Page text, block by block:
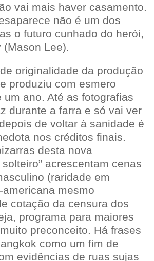
vai mais haver casamento.
não é um dos
o futuro cunhado do herói,
(Mason Lee).
originalidade da produção
produziu com esmero
um ano. Até as fotografias
durante a farra e só vai ver
de voltar à sanidade é
nos créditos finais.
desta nova
acrescentam cenas
(raridade em
mesmo
cotação da censura dos
programa para maiores
preconceito. Há frases
como um fim de
evidências de ruas sujas